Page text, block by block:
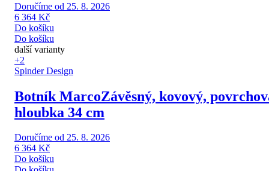
Doručíme od 25. 8. 2026
6 364 Kč
Do košíku
Do košíku
další varianty
+2
Spinder Design
Botník MarcoZávěsný, kovový,
hloubka 34 cm
Doručíme od 25. 8. 2026
6 364 Kč
Do košíku